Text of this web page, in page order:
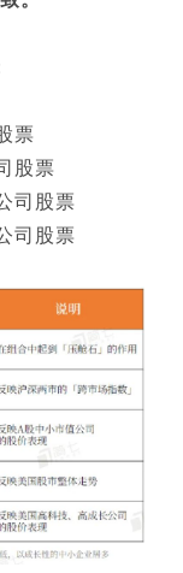
票
股票
司股票
司股票